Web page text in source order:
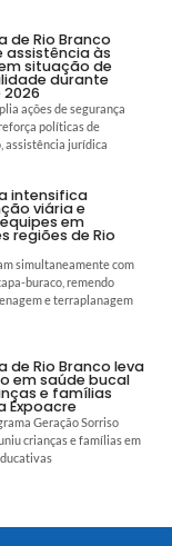
de Rio Branco
assistência às
situação de
durante
2026
ações de segurança
políticas de
assistência jurídica
intensifica
viária e
em
regiões de Rio
simultaneamente com
buraco, remendo
e terraplanagem
de Rio Branco leva
em saúde bucal
e famílias
Expoacre
Geração Sorriso
crianças e famílias em